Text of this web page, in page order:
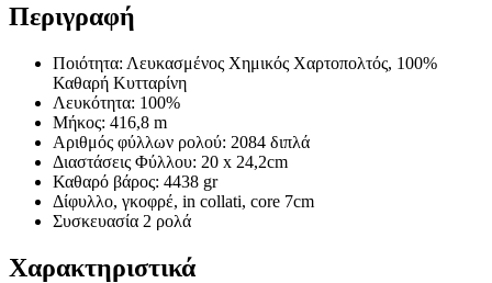
Περιγραφή
Ποιότητα: Λευκασμένος Χημικός Χαρτοπολτός, 100%
Καθαρή Κυτταρίνη
Λευκότητα: 100%
Μήκος: 416,8 m
Αριθμός φύλλων ρολού: 2084 διπλά
Διαστάσεις Φύλλου: 20 x 24,2cm
Καθαρό βάρος: 4438 gr
Δίφυλλο, γκοφρέ, in collati, core 7cm
Συσκευασία 2 ρολά
Χαρακτηριστικά